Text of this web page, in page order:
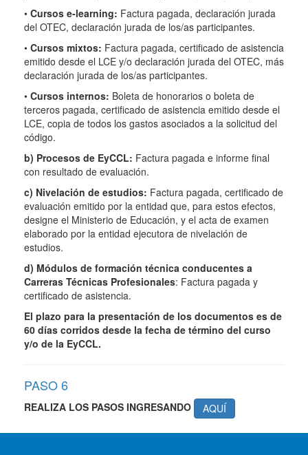
• Cursos e-learning: Factura pagada, declaración jurada
del OTEC, declaración jurada de los/as participantes.
• Cursos mixtos: Factura pagada, certificado de asistencia
emitido desde el LCE y/o declaración jurada del OTEC, más
declaración jurada de los/as participantes.
• Cursos internos: Boleta de honorarios o boleta de
terceros pagada, certificado de asistencia emitido desde el
LCE, copia de todos los gastos asociados a la solicitud del
código.
b) Procesos de EyCCL: Factura pagada e informe final
con resultado de evaluación.
c) Nivelación de estudios: Factura pagada, certificado de
evaluación emitido por la entidad que, para estos efectos,
designe el Ministerio de Educación, y el acta de examen
elaborado por la entidad ejecutora de nivelación de
estudios.
d) Módulos de formación técnica conducentes a
Carreras Técnicas Profesionales: Factura pagada y
certificado de asistencia.
El plazo para la presentación de los documentos es de
60 días corridos desde la fecha de término del curso
y/o de la EyCCL.
PASO 6
REALIZA LOS PASOS INGRESANDO AQUÍ